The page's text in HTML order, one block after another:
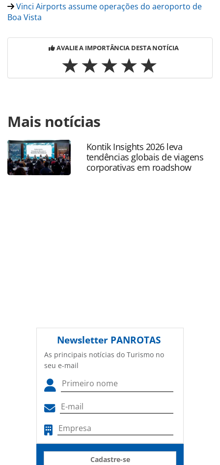
Vinci Airports assume operações do aeroporto de
Boa Vista
AVALIE A IMPORTÂNCIA DESTA NOTÍCIA
https://www.panrotas.com.br/aviacao/aeroportos/2022/
e-santos-dumont-serao-leiloados-de-forma-
conjunta_187398.html ou as ferramentas oferecidas na
página. Todo o conteúdo produzido pela PANROTAS
Editora é protegido pela legislação brasileira sobre direito
autoral. Não reproduza o conteúdo sem autorização da
Mais notícias
Kontik Insights 2026 leva
tendências globais de viagens
corporativas em roadshow
Newsletter PANROTAS
As principais notícias do Turismo no
seu e-mail
Cadastre-se